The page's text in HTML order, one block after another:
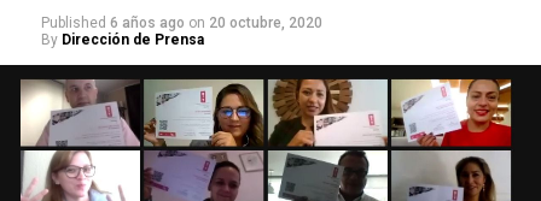
Published 6 años ago on 20 octubre, 2020
By Dirección de Prensa